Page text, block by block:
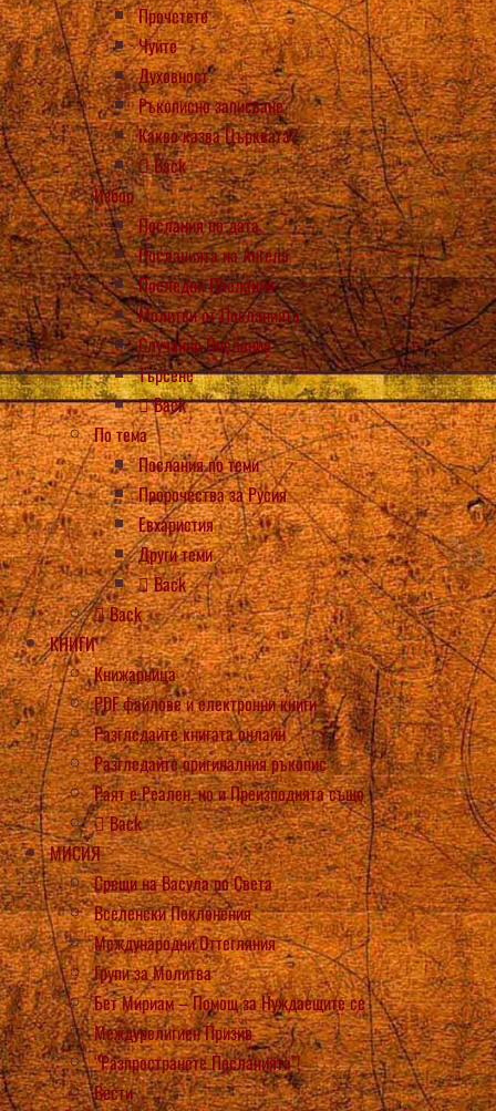
Прочетете
Чуйте
Духовност
Ръкописно записване
Какво казва Църквата?
Back
Избор
Послания по дата
Посланията на Ангела
Последни Послания
Молитви от Посланията
Случайно Послание
Търсене
Back
По тема
Послания по теми
Пророчества за Русия
Евхаристия
Други теми
Back
Back
КНИГИ
Книжарница
PDF файлове и електронни книги
Разгледайте книгата онлайн
Разгледайте оригиналния ръкопис
Раят е Реален, но и Преизподнята също
Back
МИСИЯ
Срещи на Васула по Света
Вселенски Поклонения
Международни Оттегляния
Групи за Молитва
Бет Мириам – Помощ за Нуждаещите се
Междурелигиен Призив
“Разпространете Посланията”!
Вести